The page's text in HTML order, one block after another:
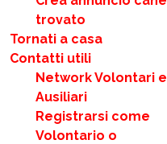
trovato
Tornati a casa
Contatti utili
Network Volontari e
Ausiliari
Registrarsi come
Volontario o